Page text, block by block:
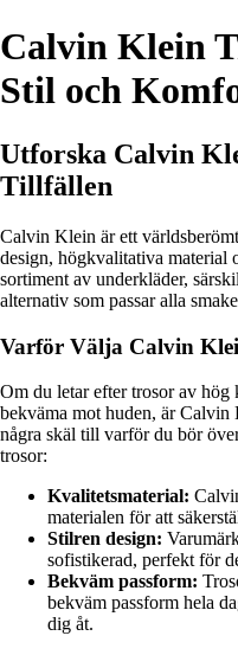
Calvin Klein
Stil och
Utforska Calvin
Tillfällen
Calvin Klein är ett
design, högkvalitativa material
sortiment av underkläder,
alternativ som passar alla
Varför Välja Calvin
Om du letar efter trosor av hög
bekväma mot huden, är
några skäl till varför du bör
trosor:
Kvalitetsmaterial:
materialen för att
Stilren design:
sofistikerad, perfekt för
Bekväm passform:
bekväm passform hela
dig åt.